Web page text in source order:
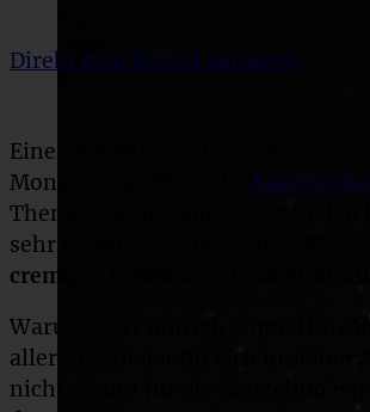
Direkt zum Rezept springen
Eine neue Runde „B ake together –
Monat haben Marc aka Bake to
Thema „Mohn“ aufzugreifen. Ich
sehr leckere Rezepte damit! Was
cremiger Käsekuchen mit
Warum Marc und ich einmal im
allerdings jeder für sich in seiner
nicht, könnt Ihr die